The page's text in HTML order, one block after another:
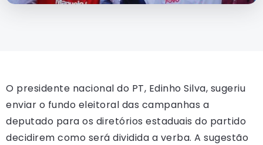
O presidente nacional do PT, Edinho Silva, sugeriu
enviar o fundo eleitoral das campanhas a
deputado para os diretórios estaduais do partido
decidirem como será dividida a verba. A sugestão